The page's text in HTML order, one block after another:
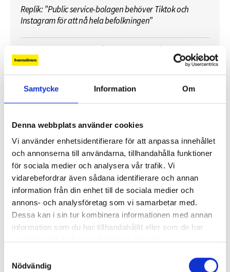
Samtycke Information Om
Denna webbplats använder cookies
Vi använder enhetsidentifierare för att anpassa innehållet
och annonserna till användarna, tillhandahålla funktioner
för sociala medier och analysera vår trafik. Vi
vidarebefordrar även sådana identifierare och annan
information från din enhet till de sociala medier och
annons- och analysföretag som vi samarbetar med.
Dessa kan i sin tur kombinera informationen med annan
information som du har tillhandahållit eller som de har
Nödvändig
Replik: ”Public service-bolagen behöver Tiktok och
Instagram för att nå hela befolkningen”
”Public service behöver återta ägandet från
techjättarna”
Replik: ”Tv-mediet har svårare att bära verklig
komplexitet – men när det lyckas är det magiskt”
”SVT visar vetenskap – men får oss inte att tänka”
Mer debatt
PROFIL